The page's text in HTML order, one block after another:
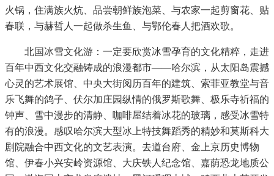
火锅，住满族火炕、品尝朝鲜族泡菜、与农家一起剪窗花、贴
春联，与赫哲人一起做杀生鱼、与鄂伦春人把酒欢歌。
北国冰雪文化游：一定要欣赏冰雪孕育的文化精粹，走进
百年中西文化交融铸成的浪漫都市——哈尔滨，从太阳岛震撼
心灵的艺术展馆、中央大街阅历百年的建筑、索菲亚教堂与音
乐飞舞的鸽子、伏尔加庄园纵情的俄罗斯歌舞、极乐寺祈福的
钟声、雪中漫步的清静、咖啡屋结着冰花的玻璃，感受冰雪特
有的浪漫。感叹哈尔滨大型冰上特技舞蹈秀的精妙和莫斯科大
剧院融合中西文化的文艺表演。去道台府、金上京历史博物
馆、伊春小兴安岭资源馆、大庆铁人纪念馆、嘉荫恐龙地质公